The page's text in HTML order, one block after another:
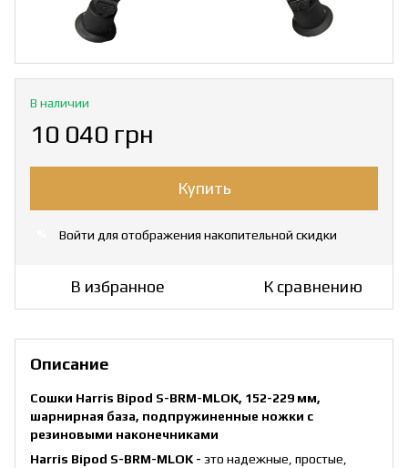
В наличии
10 040 грн
Купить
Войти для отображения накопительной скидки
В избранное К сравнению
Описание
Сошки Harris Bipod S-BRM-MLOK, 152-229 мм,
шарнирная база, подпружиненные ножки с
резиновыми наконечниками
Harris Bipod S-BRM-MLOK - это надежные, простые,